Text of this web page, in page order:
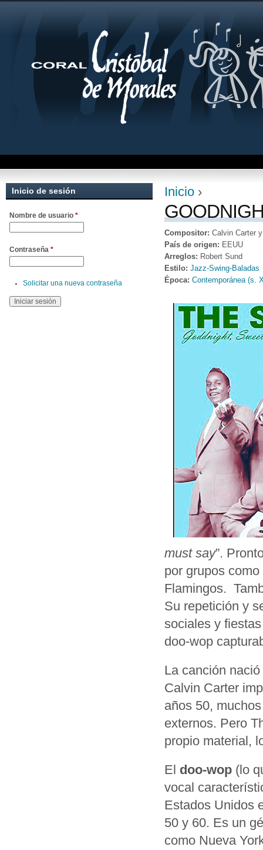
Se encuentra
Inicio ›
Compositor: Calvin Carter
País de origen: EEUU
Arreglos: Robert Sund
Estilo: Jazz-Swing-Baladas
Época: Contemporánea (s.
must say”.
por grupos
Flamingos.
Su repetición y
sociales y
doo‑wop
La canción
Calvin Carter
años 50,
externos. Pero
propio material,
El doo‑wop (lo
vocal
Estados Unidos
50 y 60. Es un
como Nueva
Inicio de sesión
Nombre de usuario *
Contraseña *
Solicitar una nueva contraseña